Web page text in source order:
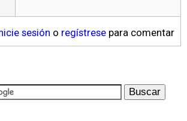
sesión o regístrese para comentar